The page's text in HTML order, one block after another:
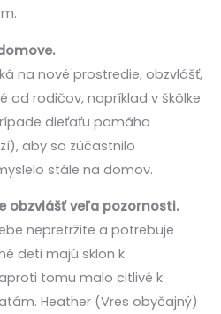
na nové prostredie, obzvlášť,
od rodičov, napríklad v škôlke
dieťaťu pomáha
aby sa zúčastnilo
stále na domov.
obzvlášť veľa pozornosti.
nepretržite a potrebuje
deti majú sklon k
tomu malo citlivé k
Heather (Vres obyčajný)